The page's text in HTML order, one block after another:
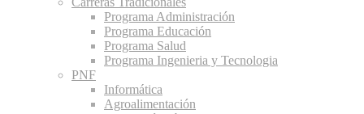
Programa Administración
Programa Educación
Programa Salud
Programa Ingenieria y Tecnologia
PNF
Informática
Agroalimentación